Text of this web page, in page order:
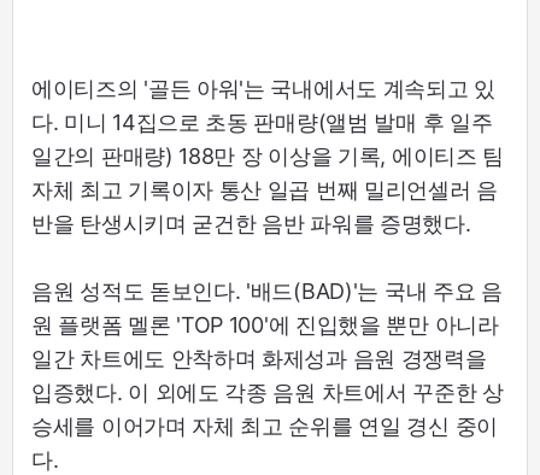
에이티즈의 '골든 아워'는 국내에서도 계속되고 있
다. 미니 14집으로 초동 판매량(앨범 발매 후 일주
일간의 판매량) 188만 장 이상을 기록, 에이티즈 팀
자체 최고 기록이자 통산 일곱 번째 밀리언셀러 음
반을 탄생시키며 굳건한 음반 파워를 증명했다.
음원 성적도 돋보인다. '배드(BAD)'는 국내 주요 음
원 플랫폼 멜론 'TOP 100'에 진입했을 뿐만 아니라
일간 차트에도 안착하며 화제성과 음원 경쟁력을
입증했다. 이 외에도 각종 음원 차트에서 꾸준한 상
승세를 이어가며 자체 최고 순위를 연일 경신 중이
다.